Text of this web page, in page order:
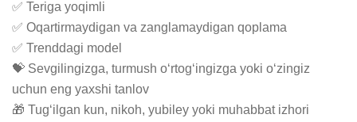
✅ Teriga yoqimli
✅ Oqartirmaydigan va zanglamaydigan qoplama
✅ Trenddagi model
💝 Sevgilingizga, turmush o‘rtog‘ingizga yoki o‘zingiz
uchun eng yaxshi tanlov
🎁 Tug‘ilgan kun, nikoh, yubiley yoki muhabbat izhori